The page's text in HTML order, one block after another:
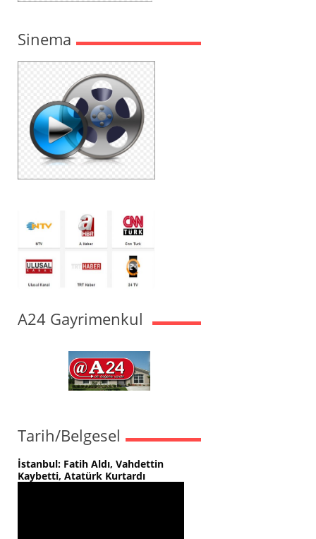
Sinema
A24 Gayrimenkul
Tarih/Belgesel
İstanbul: Fatih Aldı, Vahdettin
Kaybetti, Atatürk Kurtardı